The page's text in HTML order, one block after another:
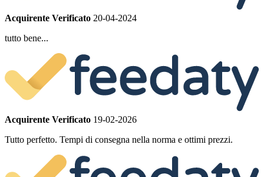
Acquirente Verificato 20-04-2024
tutto bene...
Acquirente Verificato 19-02-2026
Tutto perfetto. Tempi di consegna nella norma e ottimi prezzi.